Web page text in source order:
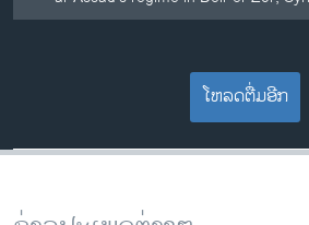
ໂຫລດຕື່ມອີກ